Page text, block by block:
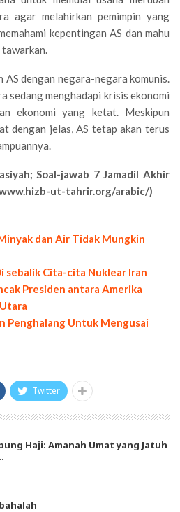
agar melahirkan pemimpin yang
kepentingan AS dan mahu
tawarkan.
dengan negara-negara komunis.
sedang menghadapi krisis ekonomi
ekonomi yang ketat. Meskipun
dengan jelas, AS tetap akan terus
Soal-jawab 7 Jamadil Akhir
ut-tahrir.org/arabic/)
dan Air Tidak Mungkin
sebalik Cita-cita Nuklear Iran
Presiden antara Amerika
Penghalang Untuk Mengusai
Twitter
Haji: Amanah Umat yang Jatuh